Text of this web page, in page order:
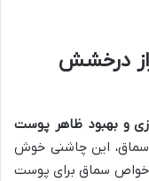
درخشش
و بهبود ظاهر پوست
این چاشنی خوش
خواص سماق برای پوست